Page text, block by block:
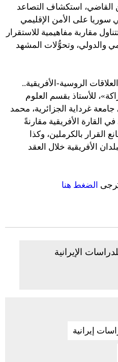
القاضي، استكشاف التصاعد
سوريا على الأمن الإقليمي
مقاربة مفاهيمية للاستقرار
والدولي، وتحوُّلات المشهد
الروسية-الأفريقية..
للأستاذ بقسم العلوم
جامعة غرداية الجزائرية، محمد
القارة الأفريقية مقارنةً
بالكرملين، وكذا
الأفريقية خلال العقد
الضغط هنا
الإيرانية
إيرانية